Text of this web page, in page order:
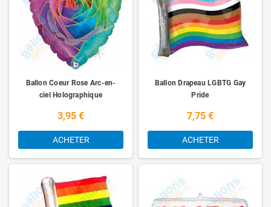
Ballon Coeur Rose Arc-en-
ciel Holographique
3,95 €
ACHETER
Ballon Drapeau LGBTG Gay
Pride
7,75 €
ACHETER